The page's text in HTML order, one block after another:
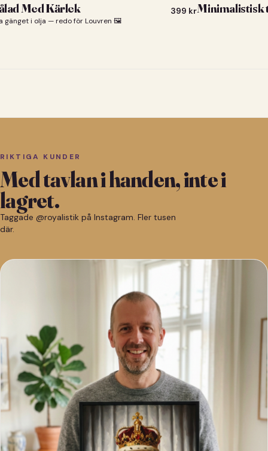
Med Kärlek
gänget i olja — redo för Louvren 🖼️
399 krMinimalistisk
RIKTIGA KUNDER
Med tavlan i handen, inte i
lagret.
Taggade @royalistik på Instagram. Fler tusen
där.